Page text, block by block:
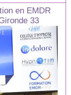
en EMDR
33